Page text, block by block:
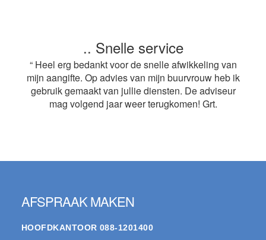
.. Snelle service
“ Heel erg bedankt voor de snelle afwikkeling van
mijn aangifte. Op advies van mijn buurvrouw heb ik
gebruik gemaakt van jullie diensten. De adviseur
mag volgend jaar weer terugkomen! Grt.
AFSPRAAK MAKEN
HOOFDKANTOOR 088-1201400